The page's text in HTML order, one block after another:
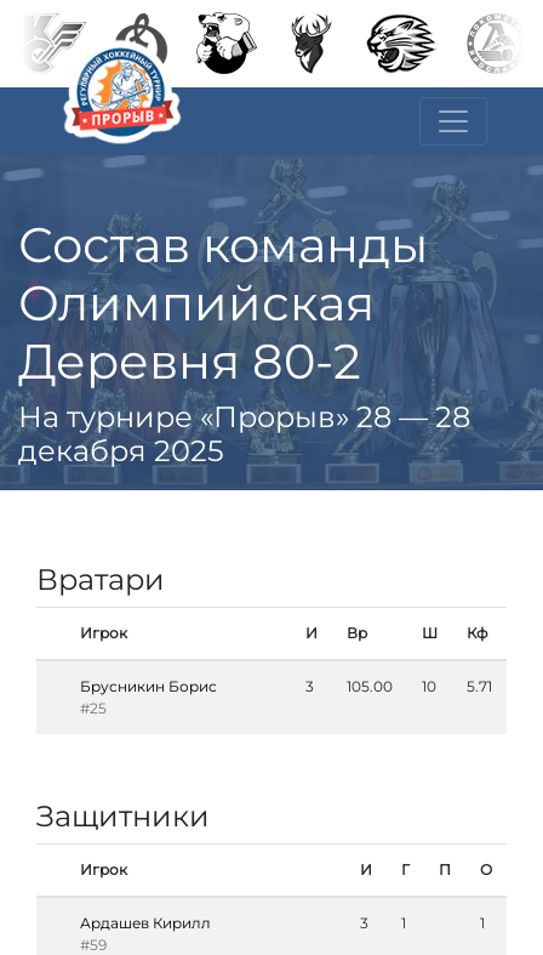
Состав команды
Олимпийская
Деревня 80-2
На турнире «Прорыв» 28 — 28
декабря 2025
Вратари
Игрок И Вр Ш Кф
Брусникин Борис
#25
3 105.00 10 5.71
Защитники
Игрок И Г П О
Ардашев Кирилл
#59
3 1 1